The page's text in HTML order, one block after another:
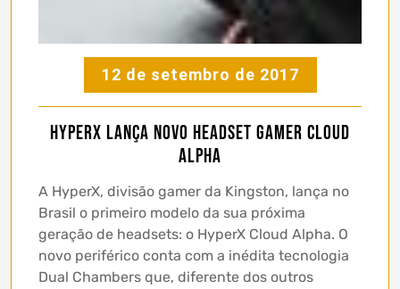
12 de setembro de 2017
HyperX lança novo headset gamer Cloud
Alpha
A HyperX, divisão gamer da Kingston, lança no
Brasil o primeiro modelo da sua próxima
geração de headsets: o HyperX Cloud Alpha. O
novo periférico conta com a inédita tecnologia
Dual Chambers que, diferente dos outros